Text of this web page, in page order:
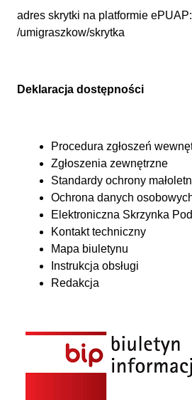
adres skrytki na platformie ePUAP:
/umigraszkow/skrytka
Deklaracja dostępności
Procedura zgłoszeń
Zgłoszenia zewnętrzne
Standardy ochrony
Ochrona danych
Elektroniczna Skrzynka
Kontakt techniczny
Mapa biuletynu
Instrukcja obsługi
Redakcja